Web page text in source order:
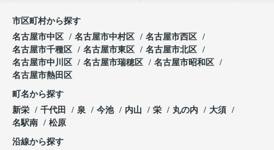
市区町村から探す
名古屋市中区
名古屋市中村区
名古屋市西区
名古屋市千種区
名古屋市東区
名古屋市北区
名古屋市中川区
名古屋市瑞穂区
名古屋市昭和区
名古屋市熱田区
町名から探す
新栄
千代田 泉 今池 内山 栄 丸の内
大須
名駅南
松原
沿線から探す